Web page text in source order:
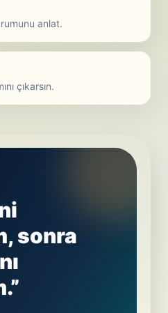
anlat.
çıkarsın.
sonra